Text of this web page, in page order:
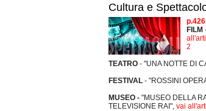
Cultura e
FILM
2
TEATRO - "UNA NOTTE DI
FESTIVAL - "ROSSINI
MUSEO - "MUSEO DELLA
TELEVISIONE RAI", vai